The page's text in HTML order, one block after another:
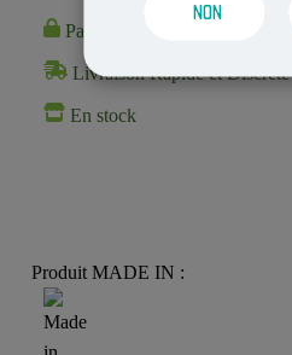
NON
Paiement 100% Sécurisé
Livraison Rapide et Discrète
En stock
Produit MADE IN :